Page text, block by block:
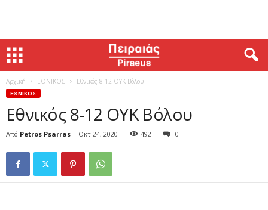
Αρχική ΕΘΝΙΚΟΣ Εθνικός 8-12 ΟΥΚ Βόλου
ΕΘΝΙΚΟΣ
Εθνικός 8-12 ΟΥΚ Βόλου
Από Petros Psarras - Οκτ 24, 2020 492 0